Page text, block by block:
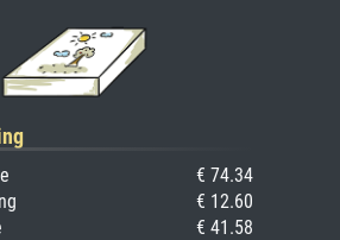
€ 74.34
€ 12.60
€ 41.58